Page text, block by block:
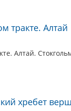
тракте. Алтай
Алтай.
хребет